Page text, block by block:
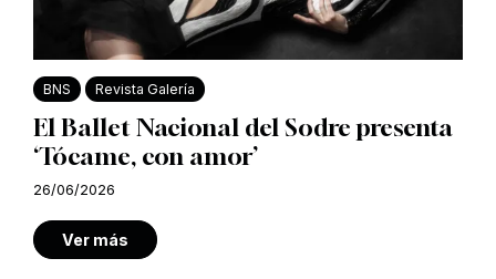
BNS Revista Galería
El Ballet Nacional del Sodre presenta
‘Tócame, con amor’
26/06/2026
Ver más